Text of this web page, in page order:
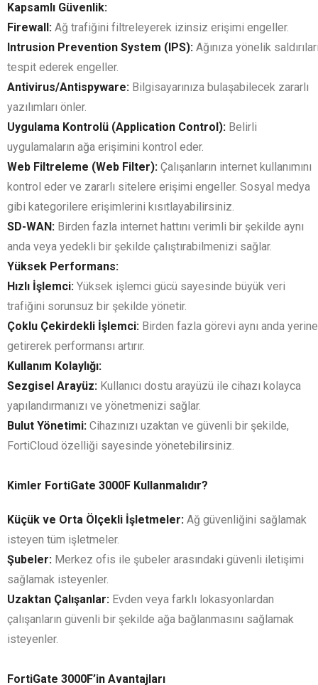
Kapsamlı Güvenlik:
Firewall: Ağ trafiğini filtreleyerek izinsiz erişimi engeller.
Intrusion Prevention System (IPS): Ağınıza yönelik
tespit ederek engeller.
Antivirus/Antispyware: Bilgisayarınıza bulaşabilecek zararlı
yazılımları önler.
Uygulama Kontrolü (Application Control): Belirli
uygulamaların ağa erişimini kontrol eder.
Web Filtreleme (Web Filter): Çalışanların internet kullanımını
kontrol eder ve zararlı sitelere erişimi engeller. Sosyal medya
gibi kategorilere erişimlerini kısıtlayabilirsiniz.
SD-WAN: Birden fazla internet hattını verimli bir şekilde aynı
anda veya yedekli bir şekilde çalıştırabilmenizi sağlar.
Yüksek Performans:
Hızlı İşlemci: Yüksek işlemci gücü sayesinde büyük veri
trafiğini sorunsuz bir şekilde yönetir.
Çoklu Çekirdekli İşlemci: Birden fazla görevi aynı anda yerine
getirerek performansı artırır.
Kullanım Kolaylığı:
Sezgisel Arayüz: Kullanıcı dostu arayüzü ile cihazı kolayca
yapılandırmanızı ve yönetmenizi sağlar.
Bulut Yönetimi: Cihazınızı uzaktan ve güvenli bir şekilde,
FortiCloud özelliği sayesinde yönetebilirsiniz.
Kimler FortiGate 3000F Kullanmalıdır?
Küçük ve Orta Ölçekli İşletmeler: Ağ güvenliğini sağlamak
isteyen tüm işletmeler.
Şubeler: Merkez ofis ile şubeler arasındaki güvenli iletişimi
sağlamak isteyenler.
Uzaktan Çalışanlar: Evden veya farklı lokasyonlardan
çalışanların güvenli bir şekilde ağa bağlanmasını sağlamak
isteyenler.
FortiGate 3000F’in Avantajları